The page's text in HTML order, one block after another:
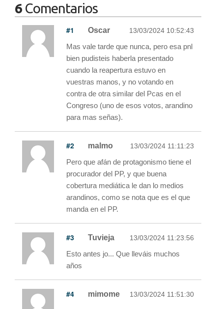
6 Comentarios
#1 Oscar 13/03/2024 10:52:43
Mas vale tarde que nunca, pero esa pnl
bien pudisteis haberla presentado
cuando la reapertura estuvo en
vuestras manos, y no votando en
contra de otra similar del Pcas en el
Congreso (uno de esos votos, arandino
para mas señas).
#2 malmo 13/03/2024 11:11:23
Pero que afán de protagonismo tiene el
procurador del PP, y que buena
cobertura mediática le dan lo medios
arandinos, como se nota que es el que
manda en el PP.
#3 Tuvieja 13/03/2024 11:23:56
Esto antes jo... Que lleváis muchos
años
#4 mimome 13/03/2024 11:51:30